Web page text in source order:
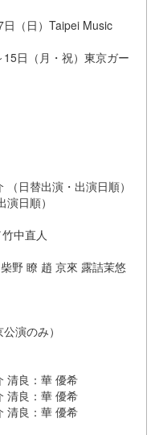
（日）Taipei Music
日（月・祝）東京ガー
日替出演・出演日順）
日順）
中直人
野 瞭 趙 京來 露詰茉悠
演のみ）
清良：華 優希
清良：華 優希
清良：華 優希